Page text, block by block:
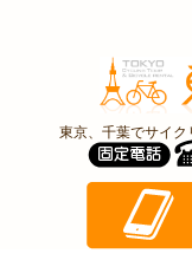
東京、千葉でサイク